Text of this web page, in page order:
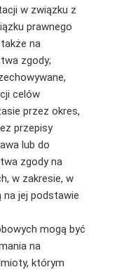
w związku z
prawnego
na
zgody;
celów
przez okres,
przepisy
lub do
zgody na
w zakresie, w
jej podstawie
mogą być
na
którym